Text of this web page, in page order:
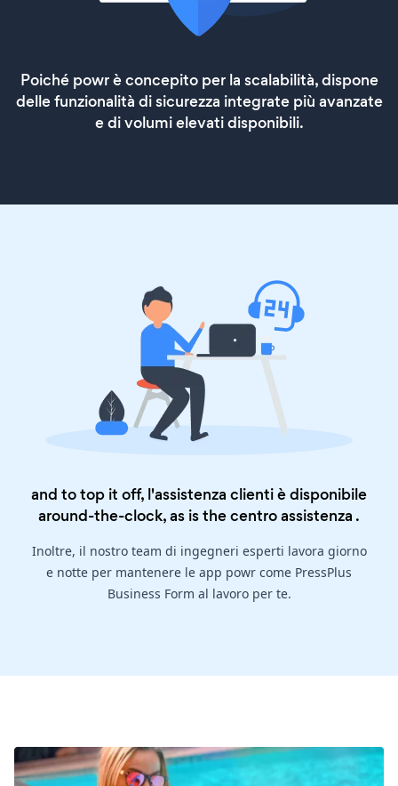
Poiché powr è concepito per la scalabilità, dispone
delle funzionalità di sicurezza integrate più avanzate
e di volumi elevati disponibili.
and to top it off, l'assistenza clienti è disponibile
around-the-clock, as is thecentro assistenza .
Inoltre, il nostro team di ingegneri esperti lavora giorno
e notte per mantenere le app powr come PressPlus
Business Form al lavoro per te.